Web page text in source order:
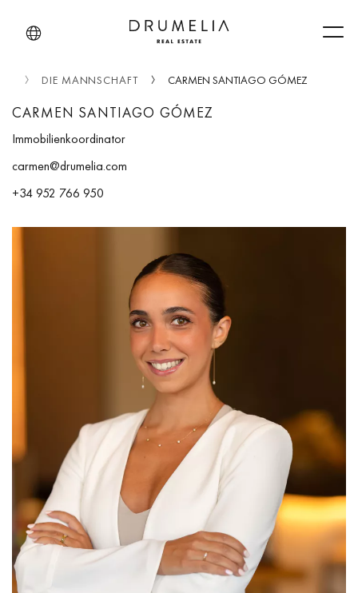
DIE MANNSCHAFT CARMEN SANTIAGO GÓMEZ
CARMEN SANTIAGO GÓMEZ
Immobilienkoordinator
carmen@drumelia.com
+34 952 766 950